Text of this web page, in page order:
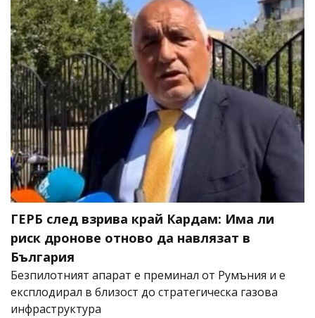
ГЕРБ след взрива край Кардам: Има ли
риск дронове отново да навлязат в
България
Безпилотният апарат е преминал от Румъния и е
експлодирал в близост до стратегическа газова
инфраструктура